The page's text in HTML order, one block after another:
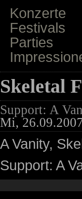
Konzerte
Festivals
Parties
Skeletal
Support: A
Mi,
A Vanity,
Support: A